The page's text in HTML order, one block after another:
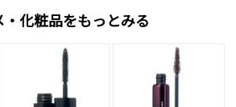
・化粧品をもっとみる